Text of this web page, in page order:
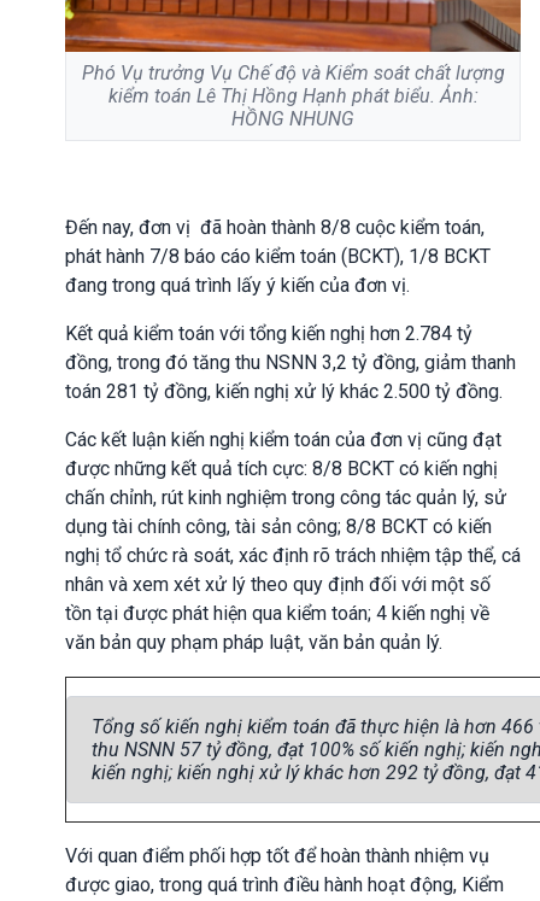
Phó Vụ trưởng Vụ Chế độ và Kiểm soát chất lượng
kiểm toán Lê Thị Hồng Hạnh phát biểu. Ảnh:
HỒNG NHUNG
Đến nay, đơn vị đã hoàn thành 8/8 cuộc kiểm toán,
phát hành 7/8 báo cáo kiểm toán (BCKT), 1/8 BCKT
đang trong quá trình lấy ý kiến của đơn vị.
Kết quả kiểm toán với tổng kiến nghị hơn 2.784 tỷ
đồng, trong đó tăng thu NSNN 3,2 tỷ đồng, giảm thanh
toán 281 tỷ đồng, kiến nghị xử lý khác 2.500 tỷ đồng.
Các kết luận kiến nghị kiểm toán của đơn vị cũng đạt
được những kết quả tích cực: 8/8 BCKT có kiến nghị
chấn chỉnh, rút kinh nghiệm trong công tác quản lý, sử
dụng tài chính công, tài sản công; 8/8 BCKT có kiến
nghị tổ chức rà soát, xác định rõ trách nhiệm tập thể, cá
nhân và xem xét xử lý theo quy định đối với một số
tồn tại được phát hiện qua kiểm toán; 4 kiến nghị về
văn bản quy phạm pháp luật, văn bản quản lý.
Tổng số kiến nghị kiểm toán đã thực hiện là hơn
thu NSNN 57 tỷ đồng, đạt 100% số kiến nghị; kiến
kiến nghị; kiến nghị xử lý khác hơn 292 tỷ đồng, đạt
Với quan điểm phối hợp tốt để hoàn thành nhiệm vụ
được giao, trong quá trình điều hành hoạt động, Kiểm